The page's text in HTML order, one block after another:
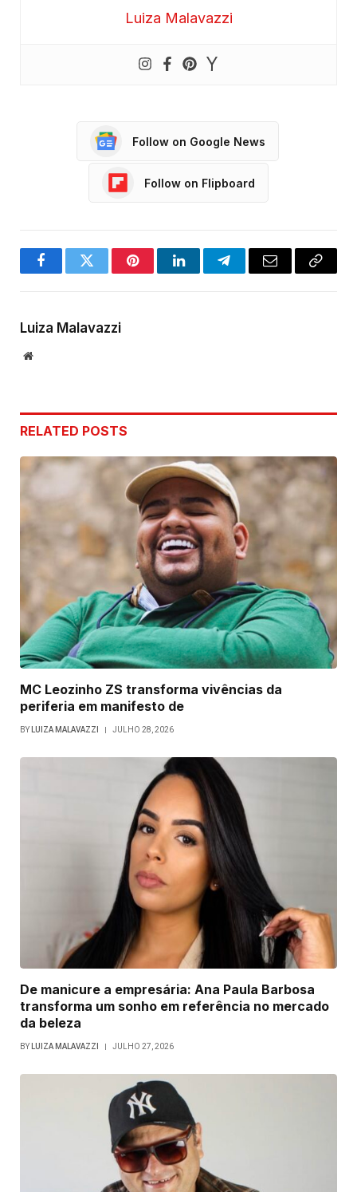
Luiza Malavazzi
Follow on Google News
Follow on Flipboard
FacebookTwitter PinterestLinkedInTelegramEmail
Copy
Luiza Malavazzi
Website
RELATED POSTS
MC Leozinho ZS transforma vivências da
periferia em manifesto de
BY LUIZA MALAVAZZI JULHO 28, 2026
De manicure a empresária: Ana Paula Barbosa
transforma um sonho em referência no mercado
da beleza
BY LUIZA MALAVAZZI JULHO 27, 2026